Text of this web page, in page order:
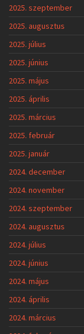
2025. szeptember
2025. augusztus
2025. július
2025. június
2025. május
2025. április
2025. március
2025. február
2025. január
2024. december
2024. november
2024. szeptember
2024. augusztus
2024. július
2024. június
2024. május
2024. április
2024. március